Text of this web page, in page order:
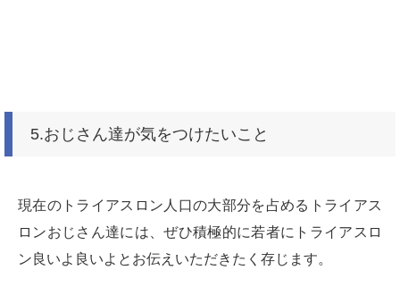
5.おじさん達が気をつけたいこと
現在のトライアスロン人口の大部分を占めるトライアス
ロンおじさん達には、ぜひ積極的に若者にトライアスロ
ン良いよ良いよとお伝えいただきたく存じます。